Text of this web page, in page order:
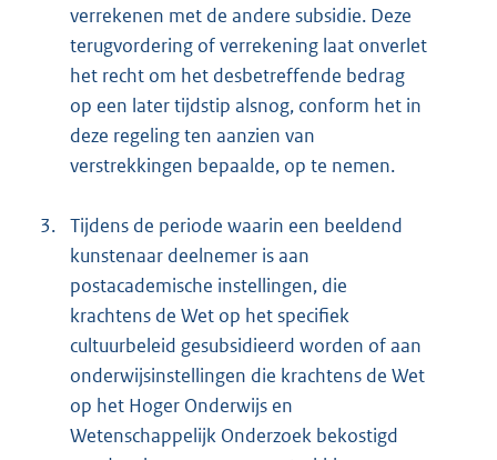
verrekenen met de andere subsidie. Deze
terugvordering of verrekening laat onverlet
het recht om het desbetreffende bedrag
op een later tijdstip alsnog, conform het in
deze regeling ten aanzien van
verstrekkingen bepaalde, op te nemen.
3. Tijdens de periode waarin een beeldend
kunstenaar deelnemer is aan
postacademische instellingen, die
krachtens de Wet op het specifiek
cultuurbeleid gesubsidieerd worden of aan
onderwijsinstellingen die krachtens de Wet
op het Hoger Onderwijs en
Wetenschappelijk Onderzoek bekostigd